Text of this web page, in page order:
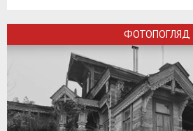
ФОТОПОГЛЯД